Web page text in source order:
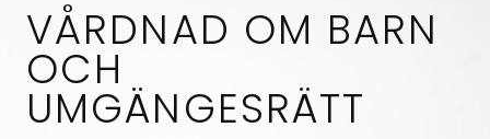
VÅRDNAD OM BARN
OCH
UMGÄNGESRÄTT